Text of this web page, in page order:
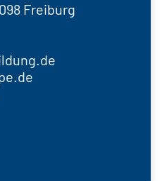
Freiburg